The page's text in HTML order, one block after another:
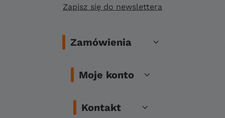
Zapisz się do newslettera
Zamówienia
Moje konto
Kontakt